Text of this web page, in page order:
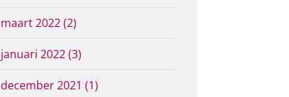
maart 2022 (2)
januari 2022 (3)
december 2021 (1)